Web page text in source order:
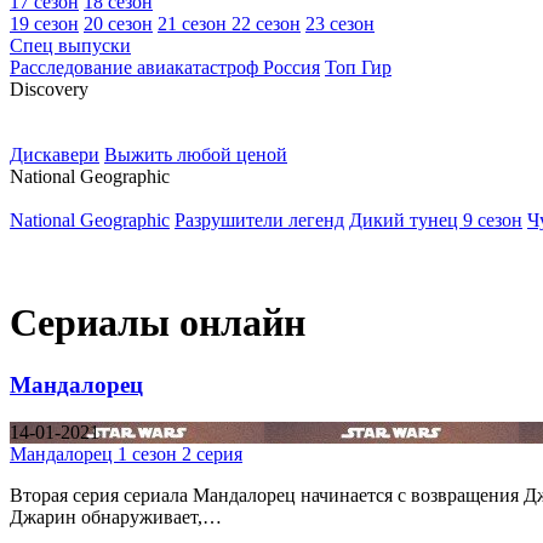
19 сезон 20 сезон 21 сезон 22 сезон 23 сезон
Спец выпуски
Расследование авиакатастроф Россия Топ Гир
Discovery
Дискавери Выжить любой ценой
National Geographic
National Geographic Разрушители легенд Дикий тунец 9 сезон
Сериалы онлайн
Мандалорец
14-01-2021
Мандалорец 1 сезон 2 серия
Вторая серия сериала Мандалорец начинается с
Джарин обнаруживает,…